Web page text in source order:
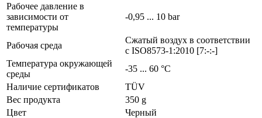
Рабочее давление в
зависимости от
температуры
-0,95 ... 10 bar
Рабочая среда
Сжатый воздух в соответствии
с ISO8573-1:2010 [7:-:-]
Температура окружающей
среды
-35 ... 60 °C
Наличие сертификатов
TÜV
Вес продукта
350 g
Цвет
Черный